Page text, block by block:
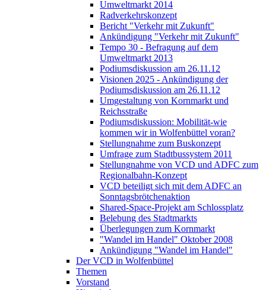
Umweltmarkt 2014
Radverkehrskonzept
Bericht "Verkehr mit Zukunft"
Ankündigung "Verkehr mit Zukunft"
Tempo 30 - Befragung auf dem
Umweltmarkt 2013
Podiumsdiskussion am 26.11.12
Visionen 2025 - Ankündigung der
Podiumsdiskussion am 26.11.12
Umgestaltung von Kornmarkt und
Reichsstraße
Podiumsdiskussion: Mobilität-wie
kommen wir in Wolfenbüttel voran?
Stellungnahme zum Buskonzept
Umfrage zum Stadtbussystem 2011
Stellungnahme von VCD und ADFC zum
Regionalbahn-Konzept
VCD beteiligt sich mit dem ADFC an
Sonntagsbrötchenaktion
Shared-Space-Projekt am Schlossplatz
Belebung des Stadtmarkts
Überlegungen zum Kornmarkt
"Wandel im Handel" Oktober 2008
Ankündigung "Wandel im Handel"
Der VCD in Wolfenbüttel
Themen
Vorstand